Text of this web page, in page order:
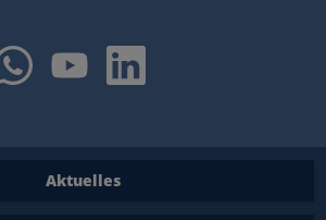
Aktuelles